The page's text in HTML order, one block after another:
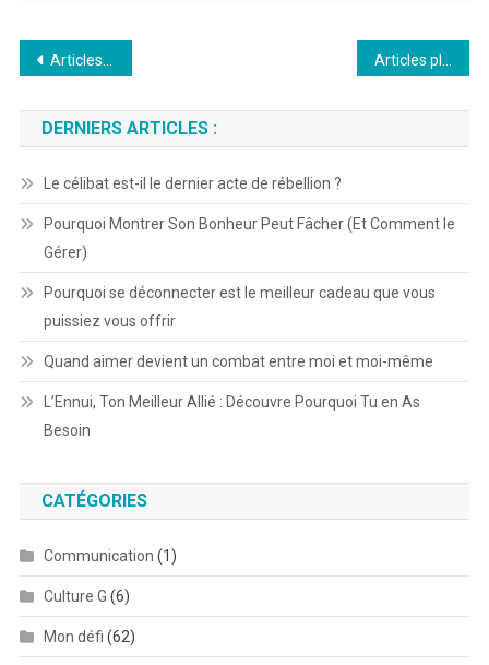
Navigation
des
articles
Articles plus anciens
DERNIERS ARTICLES :
Le célibat est-il le dernier acte de rébellion ?
Pourquoi Montrer Son Bonheur Peut Fâcher (Et Comment le
Gérer)
Pourquoi se déconnecter est le meilleur cadeau que vous
puissiez vous offrir
Quand aimer devient un combat entre moi et moi-même
L’Ennui, Ton Meilleur Allié : Découvre Pourquoi Tu en As
Besoin
CATÉGORIES
Communication (1)
Culture G (6)
Mon défi (62)